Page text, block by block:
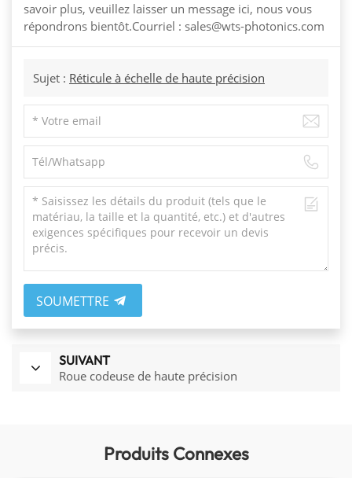
savoir plus, veuillez laisser un message ici, nous vous
répondrons bientôt.Courriel : sales@wts-photonics.com
Sujet : Réticule à échelle de haute précision
SOUMETTRE
SUIVANT
Roue codeuse de haute précision
Produits Connexes